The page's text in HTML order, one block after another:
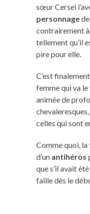
sœur Cersei
personnage
contrairement
tellement qu’il
pire pour elle.
C’est
femme qui va
animée de
celles qui sont
Comme quoi,
d’un antihéros
que s’il avait
faille dès le